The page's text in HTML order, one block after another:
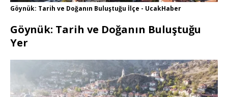
Göynük: Tarih ve Doğanın Buluştuğu İlçe - UcakHaber
Göynük: Tarih ve Doğanın Buluştuğu
Yer